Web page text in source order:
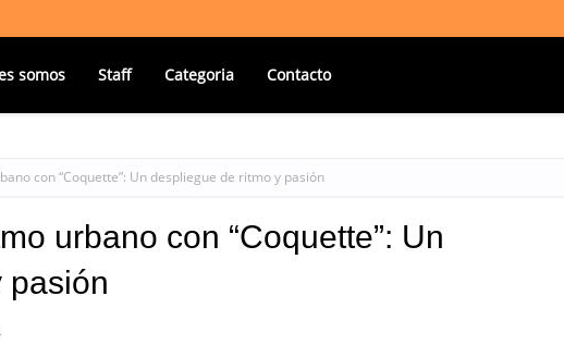
somos Staff Categoria Contacto
con “Coquette”: Un despliegue de ritmo y pasión
urbano con “Coquette”: Un
pasión